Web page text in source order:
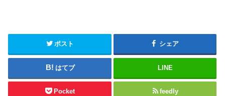
ポスト シェア
はてブ LINE
Pocket feedly